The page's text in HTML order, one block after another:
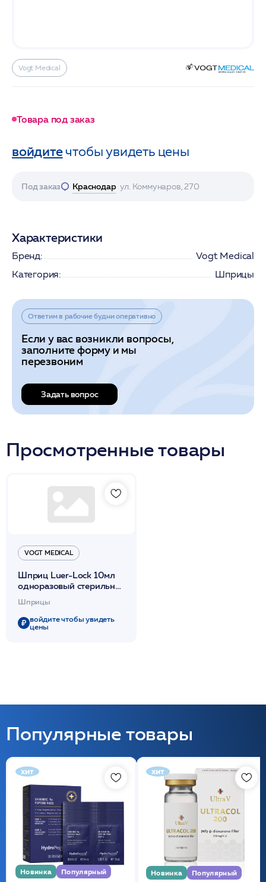
Vogt Medical
Товара под заказ
войдитечтобы увидеть цены
Под заказ Краснодар ул. Коммунаров, 270
Характеристики
Бренд:
Vogt Medical
Категория:
Шприцы
Ответим в рабочие будни оперативно
Если у вас возникли вопросы,
заполните форму и мы
перезвоним
Задать вопрос
Просмотренные товары
VOGT MEDICAL
Шприц Luer-Lock 10мл
одноразовый стерильный
3-х комп. с иглой latex-
free /Vogt Medical
Шприцы
войдите чтобы увидеть
цены
Популярные товары
хит
Новинка Популярный
хит
Новинка Популярный